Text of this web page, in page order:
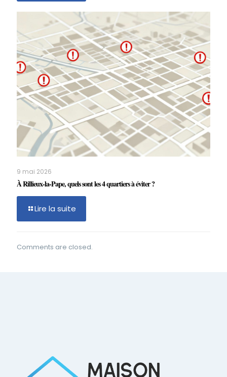
9 mai 2026
À Rillieux-la-Pape, quels sont les 4 quartiers à éviter ?
Lire la suite
Comments are closed.